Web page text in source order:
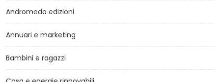
Andromeda edizioni
Annuari e marketing
Bambini e ragazzi